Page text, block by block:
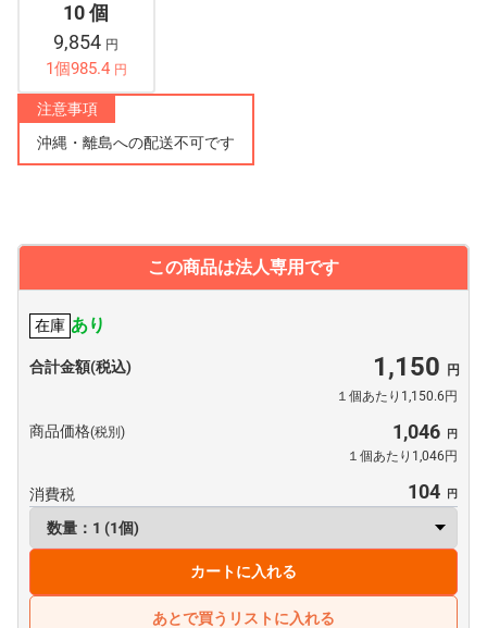
10 個
9,854 円
1個985.4 円
注意事項
沖縄・離島への配送不可です
この商品は法人専用です
在庫 あり
合計金額(税込) 1,150
１個あたり1,150.6円
商品価格(税別) 1,046
１個あたり1,046円
消費税 104
カートに入れる
あとで買うリストに入れる